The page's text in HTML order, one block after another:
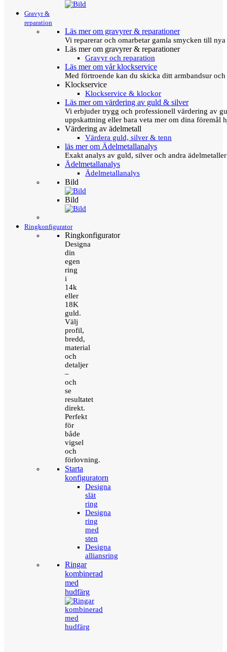
Gravyr &
reparation
Läs mer om gravyrer & reparationer
Vi reparerar och omarbetar gamla smycken till
Läs mer om gravyrer & reparationer
Gravyr och reparation
Läs mer om vår klockservice
Med förtroende kan du skicka ditt armbandsur
Klockservice
Klockservice & klockor
Läs mer om värdering av guld & silver
Vi erbjuder trygg och professionell värdering av
uppskattning eller bara veta mer om dina föremål
Värdering av ädelmetall
Värdera guld, silver & tenn
läs mer om Ädelmetallanalys
Exakt analys av guld, silver och andra
Ädelmetallanalys
Ädelmetallanalys
Bild
Bild
Ringkonfigurator
Ringkonfigurator
Designa
din
egen
ring
i
14k
eller
18K
guld.
Välj
profil,
bredd,
material
och
detaljer
–
och
se
resultatet
direkt.
Perfekt
för
både
vigsel
och
förlovning.
Starta
konfiguratorn
Designa
slät
ring
Designa
ring
med
sten
Designa
alliansring
Ringar
kombinerad
med
hudfärg